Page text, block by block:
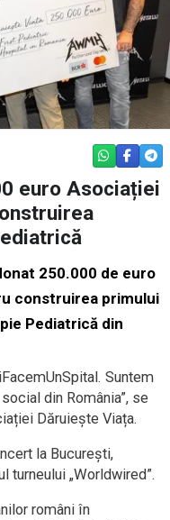
WHATSAPP
euro Asociației
250.000 de euro
construirea primului
Pediatrică din
Suntem
din România”, se
Dăruiește Viața.
la București,
turneului „Worldwired”.
români în